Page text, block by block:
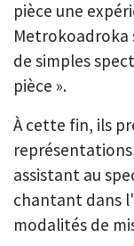
pièce une
Metrokoadroka
de simples
pièce ».
À cette fin, ils
assistant au
chantant dans
modalités de